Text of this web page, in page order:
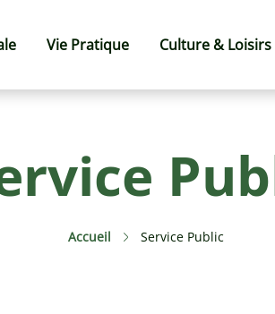
Vie Pratique Culture & Loisirs
Accueil Service Public